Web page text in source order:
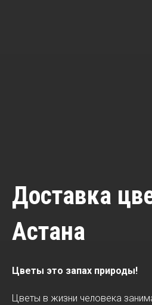
Доставка
Астана
Цветы это запах природы!
Цветы в жизни человека